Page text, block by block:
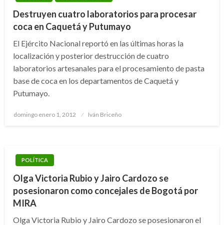
Destruyen cuatro laboratorios para procesar
coca en Caquetá y Putumayo
El Ejército Nacional reportó en las últimas horas la
localización y posterior destrucción de cuatro
laboratorios artesanales para el procesamiento de pasta
base de coca en los departamentos de Caquetá y
Putumayo.
Publicado
domingo enero 1, 2012 Iván Briceño
POLÍTICA
Olga Victoria Rubio y Jairo Cardozo se
posesionaron como concejales de Bogotá por
MIRA
Olga Victoria Rubio y Jairo Cardozo se posesionaron el